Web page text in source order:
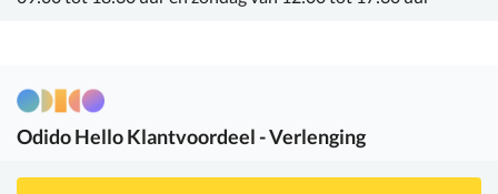
OdidoHello Klantvoordeel - Verlenging